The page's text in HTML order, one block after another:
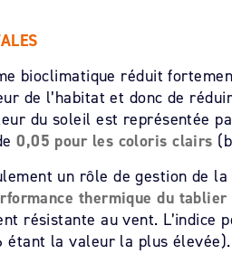
bioclimatique réduit
de l’habitat et donc de
du soleil est représentée
0,05 pour les coloris clairs
un rôle de gestion de
thermique du
résistante au vent.
étant la valeur la plus élevée).